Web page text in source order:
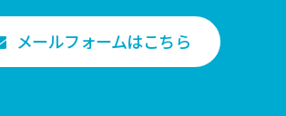
メールフォームはこちら